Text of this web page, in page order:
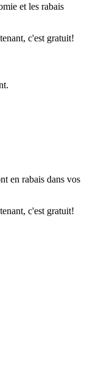
et les rabais
c'est gratuit!
en rabais dans vos
c'est gratuit!